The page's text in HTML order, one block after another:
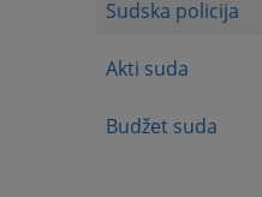
Sudska policija
Akti suda
Budžet suda